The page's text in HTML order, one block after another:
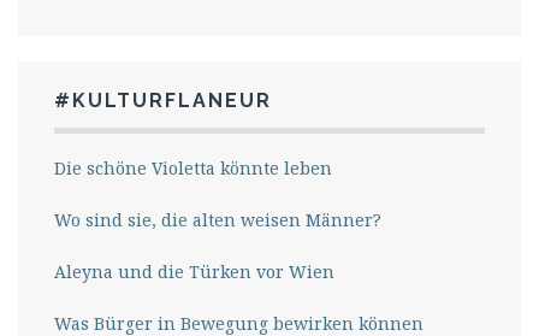
#KULTURFLANEUR
Die schöne Violetta könnte leben
Wo sind sie, die alten weisen Männer?
Aleyna und die Türken vor Wien
Was Bürger in Bewegung bewirken können